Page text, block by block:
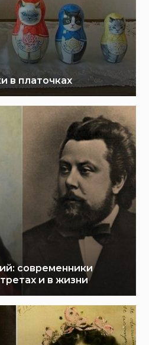
в платочках
современники
и в жизни